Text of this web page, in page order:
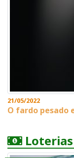
21/05/2022
O fardo pesado
Loterias